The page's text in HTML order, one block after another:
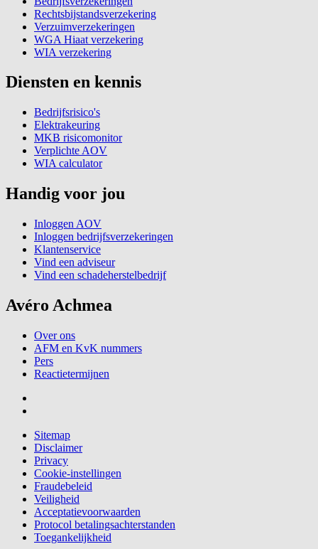
Rechtsbijstandsverzekering
Verzuimverzekeringen
WGA Hiaat verzekering
WIA verzekering
Diensten en kennis
Bedrijfsrisico's
Elektrakeuring
MKB risicomonitor
Verplichte AOV
WIA calculator
Handig voor jou
Inloggen AOV
Inloggen bedrijfsverzekeringen
Klantenservice
Vind een adviseur
Vind een schadeherstelbedrijf
Avéro Achmea
Over ons
AFM en KvK nummers
Pers
Reactietermijnen
Sitemap
Disclaimer
Privacy
Cookie-instellingen
Fraudebeleid
Veiligheid
Acceptatievoorwaarden
Protocol betalingsachterstanden
Toegankelijkheid